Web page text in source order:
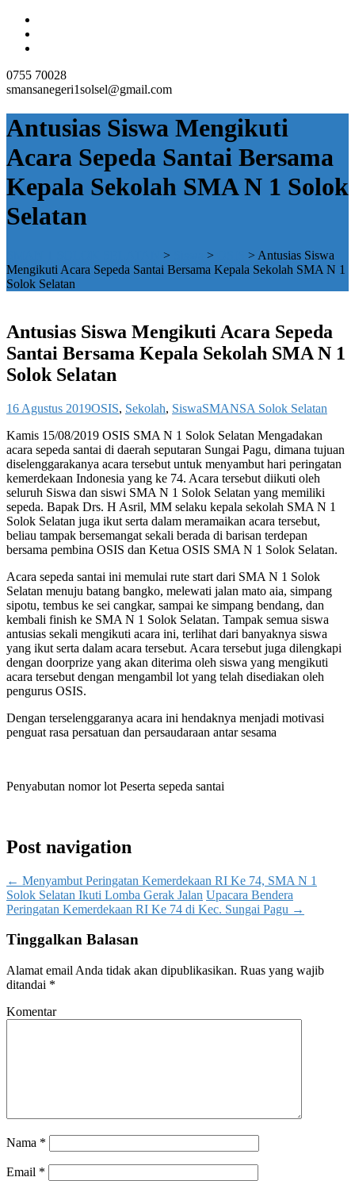
0755 70028
smansanegeri1solsel@gmail.com
Antusias Siswa Mengikuti
Acara Sepeda Santai Bersama
Kepala Sekolah SMA N 1 Solok
Selatan
> > > Antusias Siswa
Mengikuti Acara Sepeda Santai Bersama Kepala Sekolah SMA N 1
Solok Selatan
Antusias Siswa Mengikuti Acara Sepeda
Santai Bersama Kepala Sekolah SMA N 1
Solok Selatan
16 Agustus 2019OSIS, Sekolah, SiswaSMANSA Solok Selatan
Kamis 15/08/2019 OSIS SMA N 1 Solok Selatan Mengadakan
acara sepeda santai di daerah seputaran Sungai Pagu, dimana tujuan
diselenggarakanya acara tersebut untuk menyambut hari peringatan
kemerdekaan Indonesia yang ke 74. Acara tersebut diikuti oleh
seluruh Siswa dan siswi SMA N 1 Solok Selatan yang memiliki
sepeda. Bapak Drs. H Asril, MM selaku kepala sekolah SMA N 1
Solok Selatan juga ikut serta dalam meramaikan acara tersebut,
beliau tampak bersemangat sekali berada di barisan terdepan
bersama pembina OSIS dan Ketua OSIS SMA N 1 Solok Selatan.
Acara sepeda santai ini memulai rute start dari SMA N 1 Solok
Selatan menuju batang bangko, melewati jalan mato aia, simpang
sipotu, tembus ke sei cangkar, sampai ke simpang bendang, dan
kembali finish ke SMA N 1 Solok Selatan. Tampak semua siswa
antusias sekali mengikuti acara ini, terlihat dari banyaknya siswa
yang ikut serta dalam acara tersebut. Acara tersebut juga dilengkapi
dengan doorprize yang akan diterima oleh siswa yang mengikuti
acara tersebut dengan mengambil lot yang telah disediakan oleh
pengurus OSIS.
Dengan terselenggaranya acara ini hendaknya menjadi motivasi
penguat rasa persatuan dan persaudaraan antar sesama
Penyabutan nomor lot Peserta sepeda santai
Post navigation
← Menyambut Peringatan Kemerdekaan RI Ke 74, SMA N 1
Solok Selatan Ikuti Lomba Gerak Jalan Upacara Bendera
Peringatan Kemerdekaan RI Ke 74 di Kec. Sungai Pagu →
Tinggalkan Balasan
Alamat email Anda tidak akan dipublikasikan. Ruas yang wajib
ditandai *
Komentar
Nama *
Email *